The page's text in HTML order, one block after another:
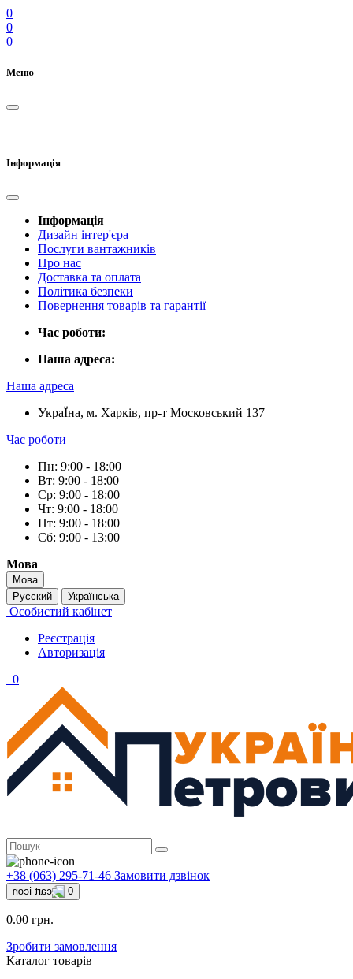
0
0
0
Меню
Інформація
Інформація
Дизайн інтер'єра
Послуги вантажників
Про нас
Доставка та оплата
Політика безпеки
Повернення товарів та гарантії
Час роботи:
Наша адреса:
Наша адреса
УкраЇна, м. Харків, пр-т Московський 137
Час роботи
Пн: 9:00 - 18:00
Вт: 9:00 - 18:00
Ср: 9:00 - 18:00
Чт: 9:00 - 18:00
Пт: 9:00 - 18:00
Сб: 9:00 - 13:00
Мова
Мова
Русский
Українська
Особистий кабінет
Реєстрація
Авторизація
0
+38 (063) 295-71-46 Замовити дзвінок
0
0.00 грн.
Зробити замовлення
Каталог товарів